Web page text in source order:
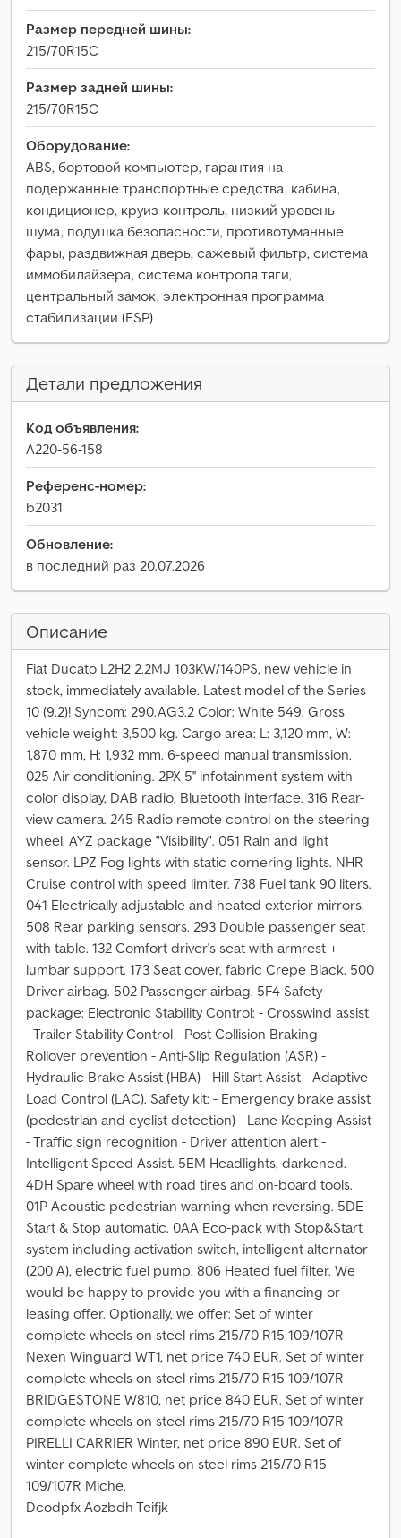
Размер передней шины:
215/70R15C
Размер задней шины:
215/70R15C
Оборудование:
ABS, бортовой компьютер, гарантия на
подержанные транспортные средства, кабина,
кондиционер, круиз-контроль, низкий уровень
шума, подушка безопасности, противотуманные
фары, раздвижная дверь, сажевый фильтр, система
иммобилайзера, система контроля тяги,
центральный замок, электронная программа
стабилизации (ESP)
Детали предложения
Код объявления:
A220-56-158
Референс-номер:
b2031
Обновление:
в последний раз 20.07.2026
Описание
Fiat Ducato L2H2 2.2MJ 103KW/140PS, new vehicle in
stock, immediately available. Latest model of the Series
10 (9.2)! Syncom: 290.AG3.2 Color: White 549. Gross
vehicle weight: 3,500 kg. Cargo area: L: 3,120 mm, W:
1,870 mm, H: 1,932 mm. 6-speed manual transmission.
025 Air conditioning. 2PX 5'' infotainment system with
color display, DAB radio, Bluetooth interface. 316 Rear-
view camera. 245 Radio remote control on the steering
wheel. AYZ package "Visibility". 051 Rain and light
sensor. LPZ Fog lights with static cornering lights. NHR
Cruise control with speed limiter. 738 Fuel tank 90 liters.
041 Electrically adjustable and heated exterior mirrors.
508 Rear parking sensors. 293 Double passenger seat
with table. 132 Comfort driver's seat with armrest +
lumbar support. 173 Seat cover, fabric Crepe Black. 500
Driver airbag. 502 Passenger airbag. 5F4 Safety
package: Electronic Stability Control: - Crosswind assist
- Trailer Stability Control - Post Collision Braking -
Rollover prevention - Anti-Slip Regulation (ASR) -
Hydraulic Brake Assist (HBA) - Hill Start Assist - Adaptive
Load Control (LAC). Safety kit: - Emergency brake assist
(pedestrian and cyclist detection) - Lane Keeping Assist
- Traffic sign recognition - Driver attention alert -
Intelligent Speed Assist. 5EM Headlights, darkened.
4DH Spare wheel with road tires and on-board tools.
01P Acoustic pedestrian warning when reversing. 5DE
Start & Stop automatic. 0AA Eco-pack with Stop&Start
system including activation switch, intelligent alternator
(200 A), electric fuel pump. 806 Heated fuel filter. We
would be happy to provide you with a financing or
leasing offer. Optionally, we offer: Set of winter
complete wheels on steel rims 215/70 R15 109/107R
Nexen Winguard WT1, net price 740 EUR. Set of winter
complete wheels on steel rims 215/70 R15 109/107R
BRIDGESTONE W810, net price 840 EUR. Set of winter
complete wheels on steel rims 215/70 R15 109/107R
PIRELLI CARRIER Winter, net price 890 EUR. Set of
winter complete wheels on steel rims 215/70 R15
109/107R Miche.
Dcodpfx Aozbdh Teifjk